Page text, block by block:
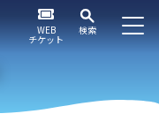
WEB
チケット
検索